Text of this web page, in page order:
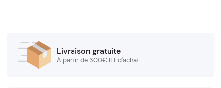
Livraison gratuite
À partir de 300€ HT d'achat